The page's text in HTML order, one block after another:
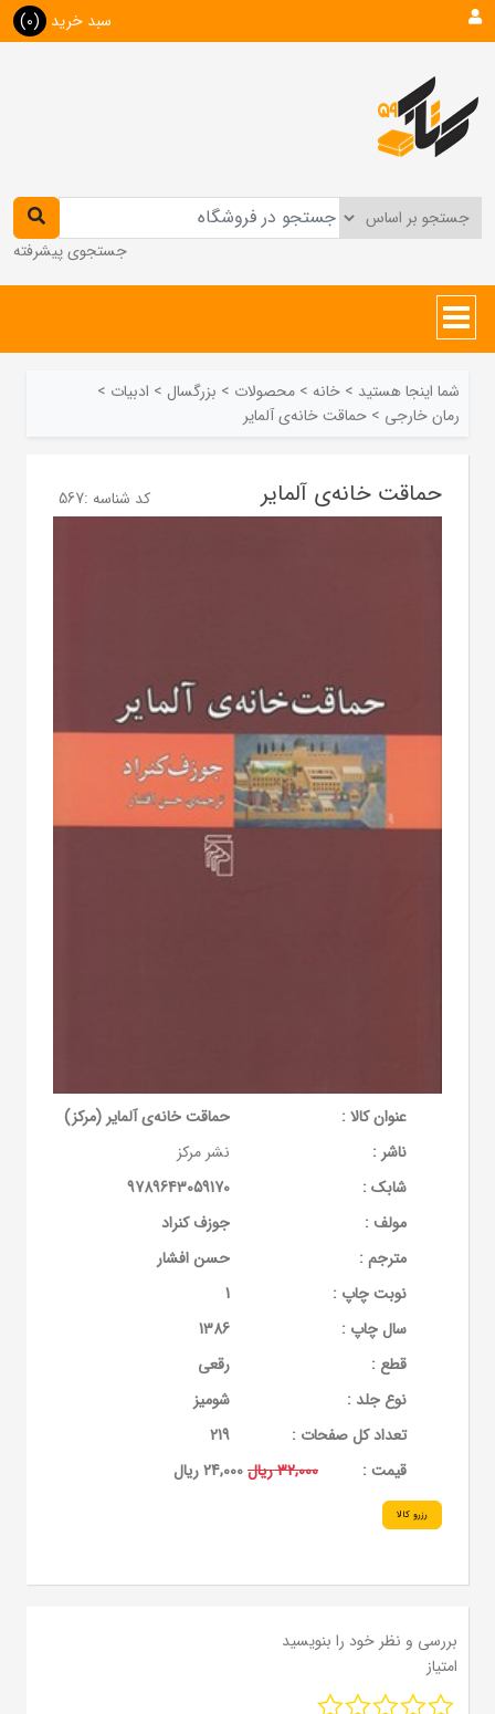
سبد خرید (0)
جستجوی پیشرفته
شما اینجا هستید > خانه > محصولات > بزرگسال > ادبیات >
رمان خارجی > حماقت ‌خانه‌ی آلمایر
حماقت ‌خانه‌ی آلمایر کد شناسه :567
عنوان کالا :
حماقت‌ خانه‌ی آلمایر (مرکز)
ناشر :
نشر مرکز
شابک :
9789643059170
مولف :
جوزف کنراد
مترجم :
حسن افشار
نوبت چاپ :
1
سال چاپ :
1386
قطع :
رقعی
نوع جلد :
شومیز
تعداد کل صفحات :
219
قيمت :
32,000 ریال 24,000 ریال
رزرو کالا
بررسی و نظر خود را بنویسید
امتیاز